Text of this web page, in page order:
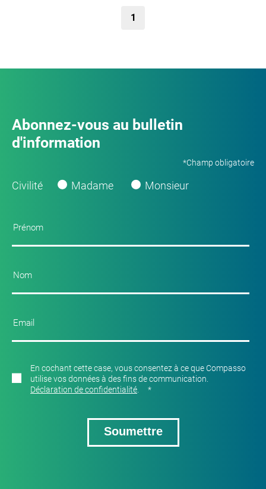
1
Abonnez-vous au bulletin
d'information
*Champ obligatoire
Civilité Madame Monsieur
En cochant cette case, vous consentez à ce que Compasso
utilise vos données à des fins de communication.
Déclaration de confidentialité
*